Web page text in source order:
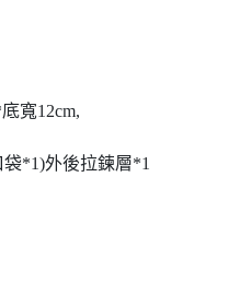
寬12cm,
*1)外後拉鍊層*1